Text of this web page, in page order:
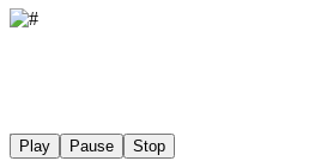
Play Pause Stop